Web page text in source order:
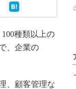
種類以上の
、企業の
、顧客管理な